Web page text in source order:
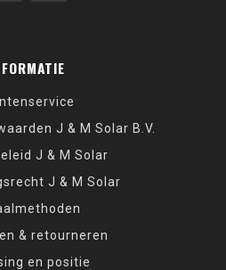
J & M Solar B.V.
J & M Solar
J & M Solar
& retourneren
en positie